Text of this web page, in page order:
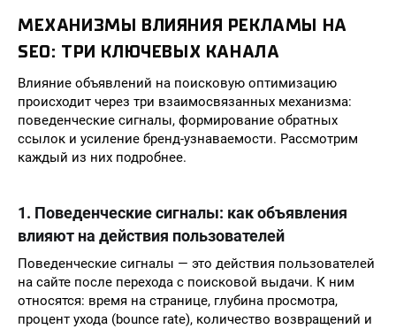
МЕХАНИЗМЫ ВЛИЯНИЯ РЕКЛАМЫ НА
SEO: ТРИ КЛЮЧЕВЫХ КАНАЛА
Влияние объявлений на поисковую оптимизацию
происходит через три взаимосвязанных механизма:
поведенческие сигналы, формирование обратных
ссылок и усиление бренд-узнаваемости. Рассмотрим
каждый из них подробнее.
1. Поведенческие сигналы: как объявления
влияют на действия пользователей
Поведенческие сигналы — это действия пользователей
на сайте после перехода с поисковой выдачи. К ним
относятся: время на странице, глубина просмотра,
процент ухода (bounce rate), количество возвращений и